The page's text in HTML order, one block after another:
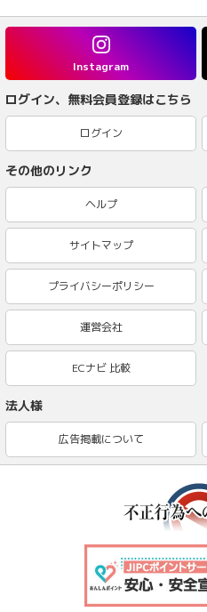
Instagram
ログイン、無料会員登録はこちら
ログイン
その他のリンク
ヘルプ
サイトマップ
プライバシーポリシー
運営会社
ECナビ 比較
法人様
広告掲載について